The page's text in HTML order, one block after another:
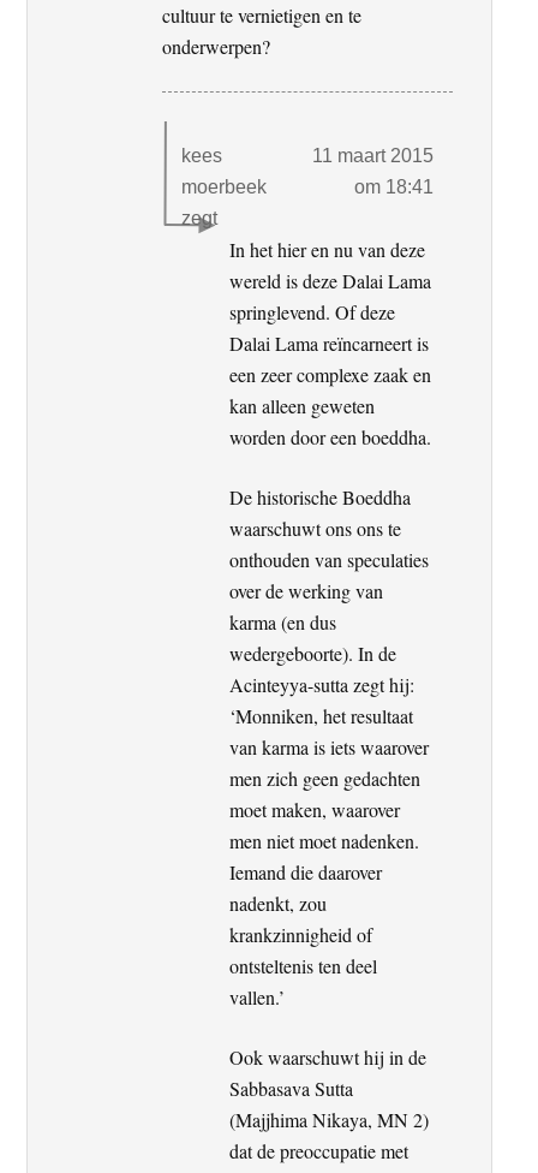
cultuur te vernietigen en te
onderwerpen?
kees
moerbeek
zegt
11 maart 2015
om 18:41
In het hier en nu van deze
wereld is deze Dalai Lama
springlevend. Of deze
Dalai Lama reïncarneert is
een zeer complexe zaak en
kan alleen geweten
worden door een boeddha.
De historische Boeddha
waarschuwt ons ons te
onthouden van speculaties
over de werking van
karma (en dus
wedergeboorte). In de
Acinteyya-sutta zegt hij:
‘Monniken, het resultaat
van karma is iets waarover
men zich geen gedachten
moet maken, waarover
men niet moet nadenken.
Iemand die daarover
nadenkt, zou
krankzinnigheid of
ontsteltenis ten deel
vallen.’
Ook waarschuwt hij in de
Sabbasava Sutta
(Majjhima Nikaya, MN 2)
dat de preoccupatie met